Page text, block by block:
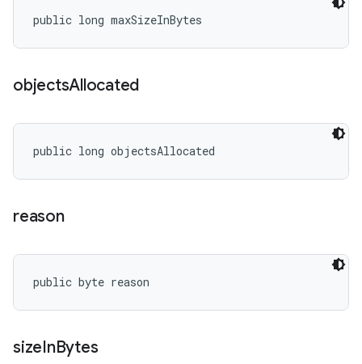
public long maxSizeInBytes
objectsAllocated
public long objectsAllocated
reason
public byte reason
sizeInBytes